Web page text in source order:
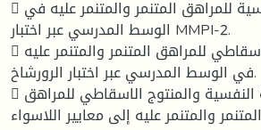
 تختلف الصفحة النفسية للمراهق المتنمر والمتنمر عليه في
الوسط المدرسي عبر اختبار MMPI-2.
 يختلف المنتوج الاسقاطي للمراهق المتنمر والمتنمر عليه
في الوسط المدرسي عبر اختبار الرورشاخ.
 تقترب الصفحة النفسية والمنتوج الاسقاطي للمراهق